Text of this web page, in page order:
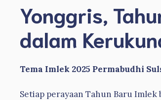
Yonggris,
dalam
Tema Imlek 2025 Permabudhi
Setiap perayaan Tahun Baru